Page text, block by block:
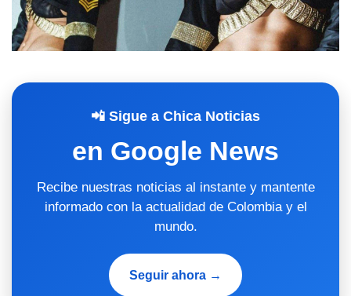
📲 Sigue a Chica Noticias
en Google News
Recibe nuestras noticias al instante y mantente
informado con la actualidad de Colombia y el
mundo.
Seguir ahora →